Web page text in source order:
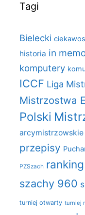
Tagi
Bielecki
historia in
komputery
ICCF Liga
Mistrzostwa
Polski
arcymistrzowskie
przepisy
PZSzach ranking
szachy 960
turniej otwarty turniej